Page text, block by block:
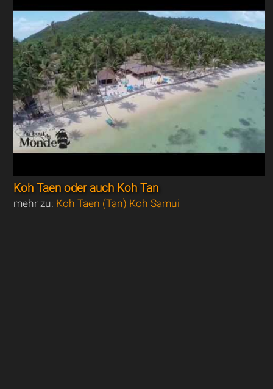
Koh Taen oder auch Koh Tan
mehr zu: Koh Taen (Tan) Koh Samui